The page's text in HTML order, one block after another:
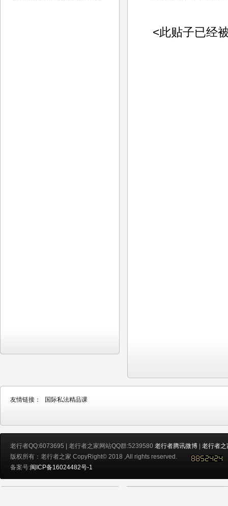
<此贴子已经
友情链接： 国际私法精品课
老行者QQ:6073695 | 老行者之家网站QQ群:5239580 老行者腾讯微博 | 老行者之
版权所有：老行者之家 CopyRight© 2018 ,All rights reserved.
备案号:闽ICP备16024482号-1